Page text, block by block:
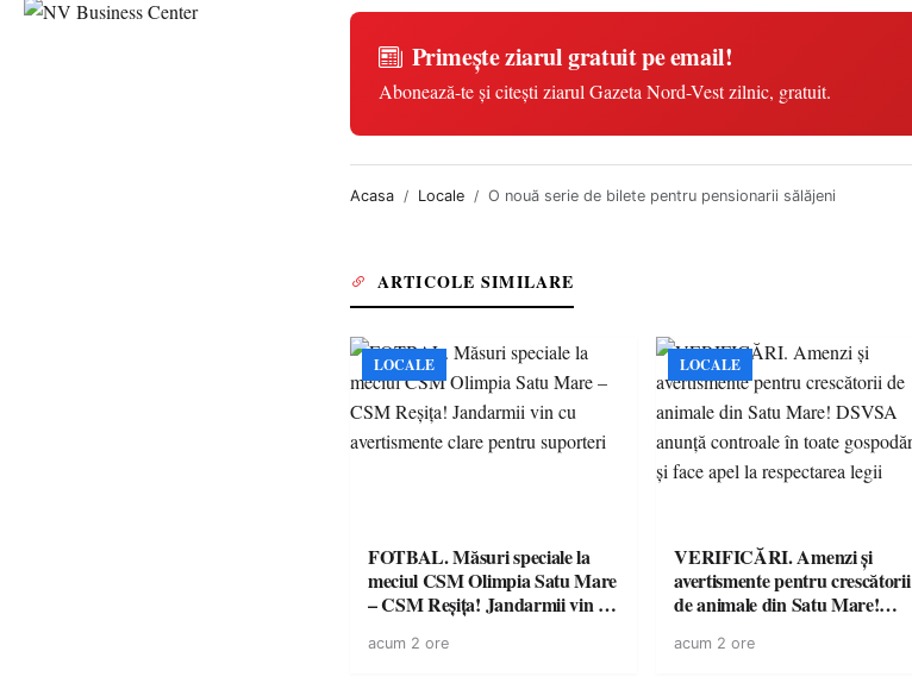
Primește ziarul gratuit pe email!
Abonează-te și citești ziarul Gazeta Nord-Vest zilnic, gratuit.
Acasa Locale O nouă serie de bilete pentru pensionarii sălăjeni
ARTICOLE SIMILARE
LOCALE
FOTBAL. Măsuri speciale la
meciul CSM Olimpia Satu Mare
– CSM Reșița! Jandarmii vin cu
suporteri
acum 2 ore
LOCALE
VERIFICĂRI. Amenzi și
avertismente pentru crescătorii
de animale din Satu Mare!
toate gospodăriile și face apel la
acum 2 ore